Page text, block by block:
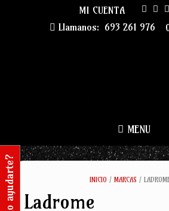
MI CUENTA
Llamanos: 693 261 976
MENU
INICIO /MARCAS /
Ladrome